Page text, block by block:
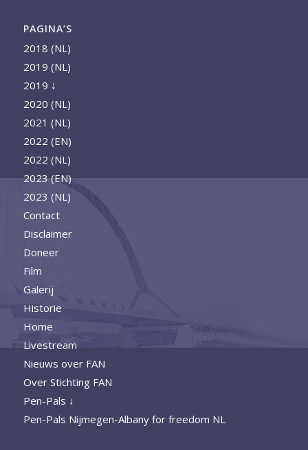
PAGINA’S
2018 (NL)
2019 (NL)
2019 ↓
2020 (NL)
2021 (NL)
2022 (EN)
2022 (NL)
2023 (EN)
2023 (NL)
Contact
Disclaimer
Doneer
Film
Galerij
Historie
Home
Livestream
Nieuws over FAN
Over Stichting FAN
Pen-Pals ↓
Pen-Pals Nijmegen-Albany for freedom NL